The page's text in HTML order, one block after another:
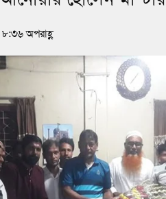
৮:৩৬ অপরাহ্ণ